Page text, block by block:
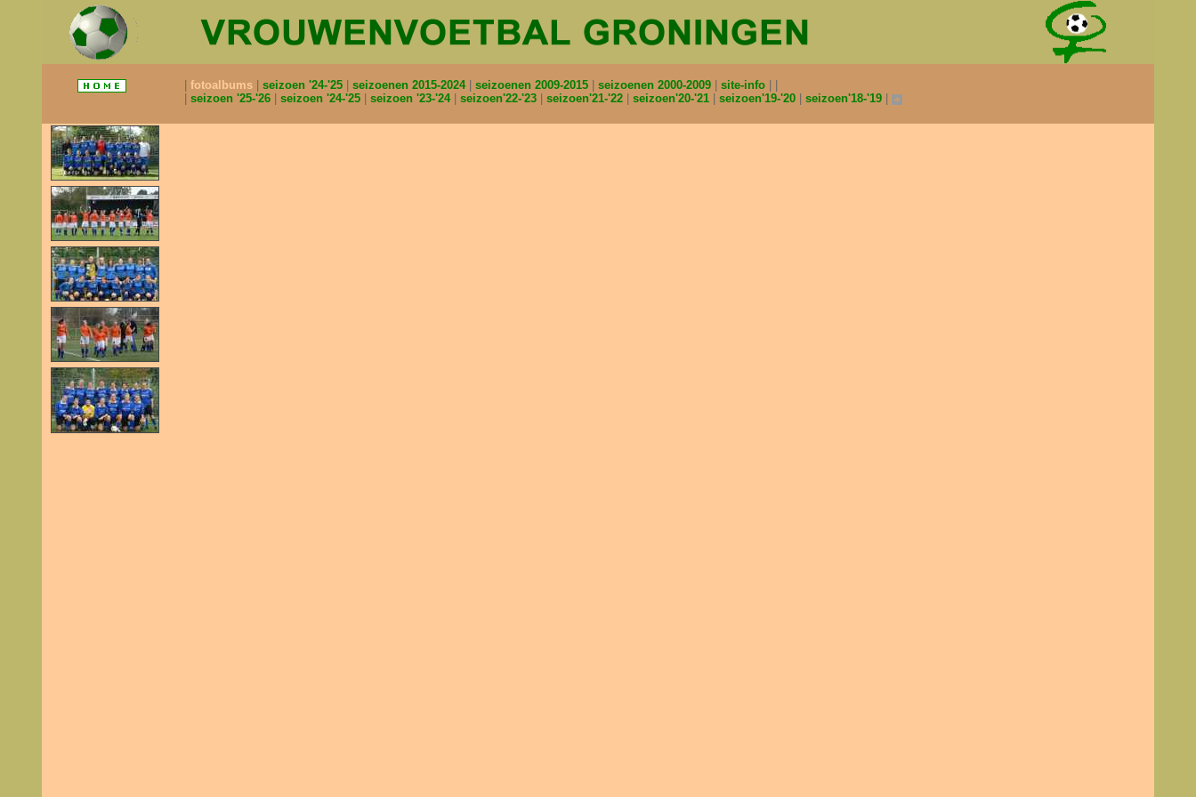
fotoalbums seizoen '24-'25 seizoenen 2015-2024 seizoenen 2009-2015 seizoenen 2000-2009
site-info
seizoen '25-'26
seizoen '24-'25 seizoen '23-'24 seizoen'22-'23 seizoen'21-'22 seizoen'20-'21 seizoen'19-'20 seizoen'18-'19